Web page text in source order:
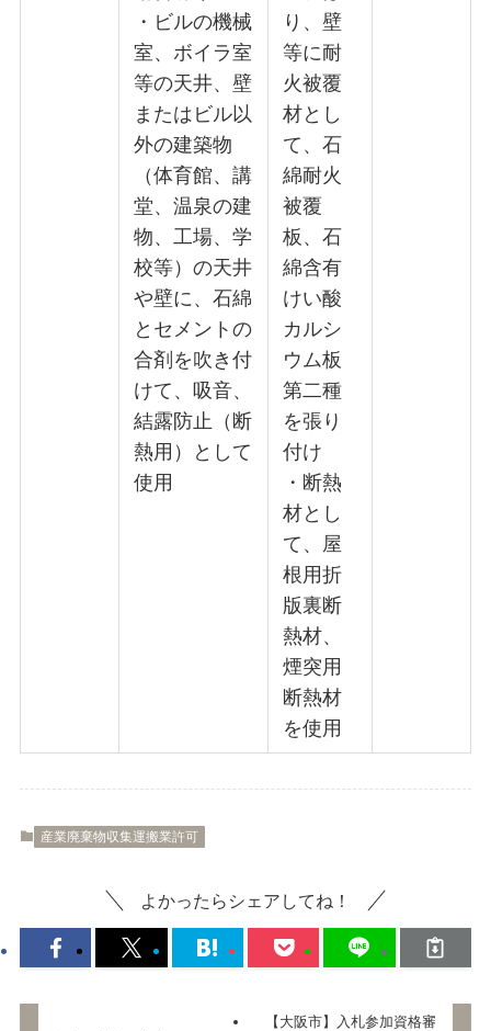
・ビルの機械
室、ボイラ室
等の天井、壁
またはビル以
外の建築物
（体育館、講
堂、温泉の建
物、工場、学
校等）の天井
や壁に、石綿
とセメントの
合剤を吹き付
けて、吸音、
結露防止（断
熱用）として
使用
り、壁
等に耐
火被覆
材とし
て、石
綿耐火
被覆
板、石
綿含有
けい酸
カルシ
ウム板
第二種
を張り
付け
・断熱
材とし
て、屋
根用折
版裏断
熱材、
煙突用
断熱材
を使用
産業廃棄物収集運搬業許可
よかったらシェアしてね！
【大阪市】入札参加資格審